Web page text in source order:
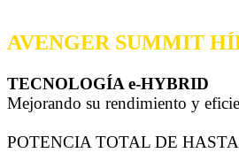
AVENGER SUMMIT
TECNOLOGÍA e-HYBRID
Mejorando su rendimiento y
POTENCIA TOTAL DE HASTA